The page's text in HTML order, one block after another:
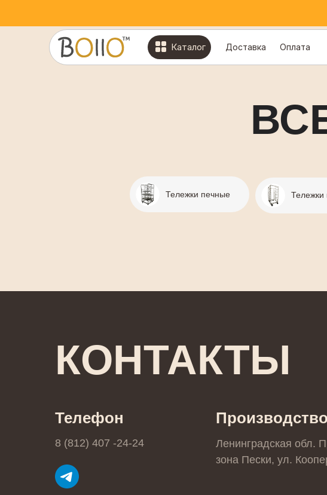
Доставка Оплата
Каталог
Тележки
Тележки печные
КОНТАКТЫ
Телефон
8 (812) 407 -24-24
Ленинградская обл.
зона Пески, ул.